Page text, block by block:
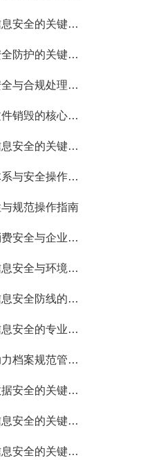
全的关键防线
护的关键环节
处理的专业选择
的核心实施方式
全的关键环节
安全操作规范
规范操作指南
业信誉的关键举措
环境的重要环节
防线的关键环节
的专业服务选择
管理与安全保障
全的关键环节
全的关键步骤
全的关键环节